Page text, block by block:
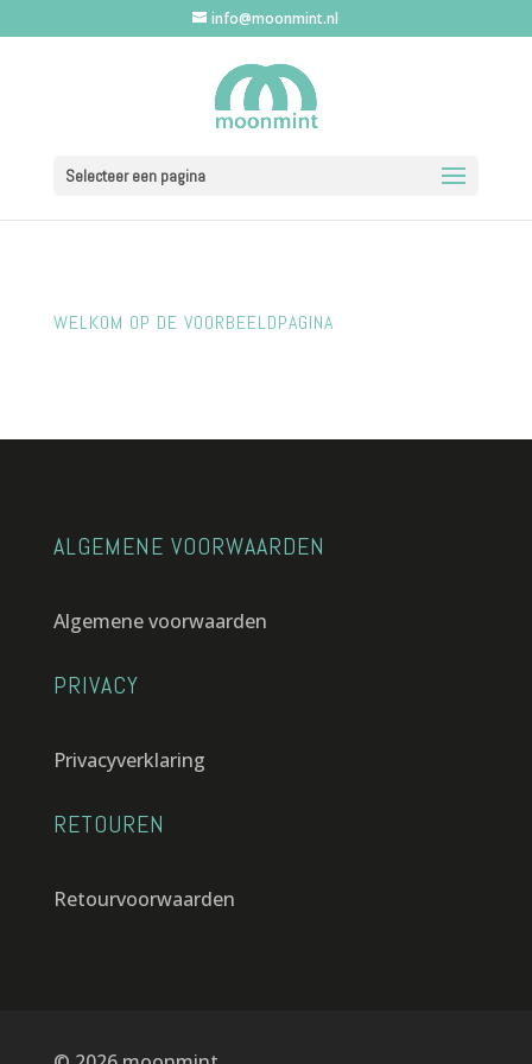
info@moonmint.nl
Selecteer een pagina
WELKOM OP DE VOORBEELDPAGINA
ALGEMENE VOORWAARDEN
Algemene voorwaarden
PRIVACY
Privacyverklaring
RETOUREN
Retourvoorwaarden